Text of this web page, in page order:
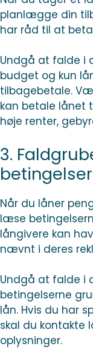
planlægge din
har råd til at
Undgå at falde i
budget og kun
tilbagebetale.
kan betale lånet
høje renter,
3.
Når du låner
læse
långivere kan
nævnt i deres
Undgå at falde i
betingelserne
lån. Hvis du har
skal du kontakte
oplysninger.